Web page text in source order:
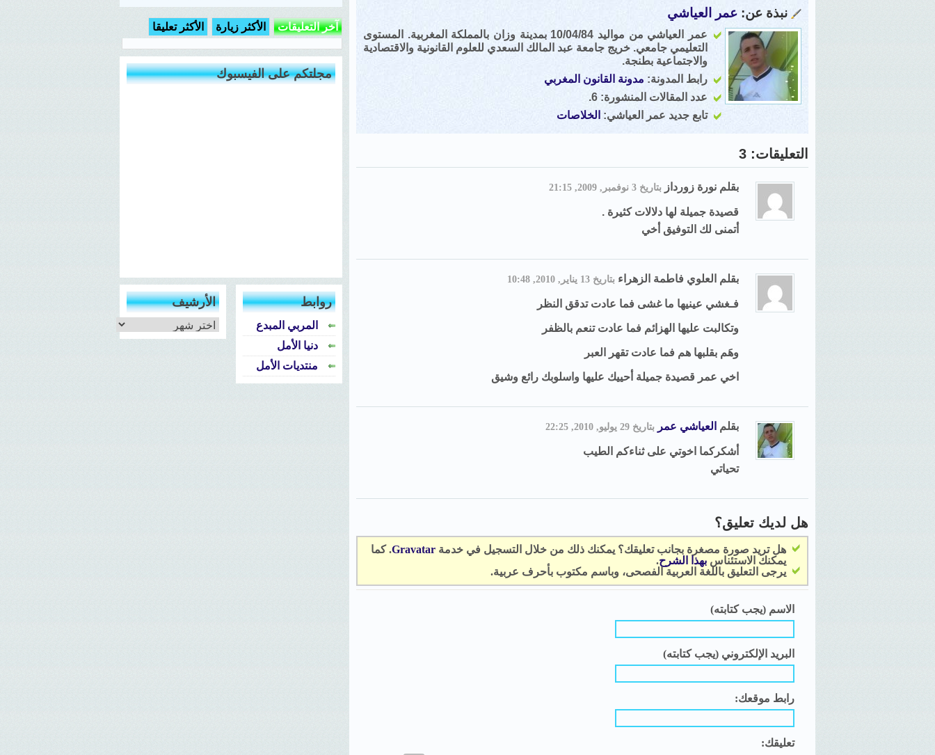
نبذة عن: عمر العياشي
عمر العياشي من مواليد 10/04/84 بمدينة وزان بالمملكة المغربية. المستوى
التعليمي جامعي. خريج جامعة عبد المالك السعدي للعلوم القانونية والاقتصادية
والاجتماعية بطنجة.
رابط المدونة: مدونة القانون المغربي
عدد المقالات المنشورة: 6.
تابع جديد عمر العياشي: الخلاصات
التعليقات: 3
بقلم نورة زورداز بتاريخ 3 نوفمبر, 2009, 21:15
قصيدة جميلة لها دلالات كثيرة .
أتمنى لك التوفيق أخي
بقلم العلوي فاطمة الزهراء بتاريخ 13 يناير, 2010, 10:48
فـغشي عينيها ما غشى فما عادت تدقق النظر
وتكالبت عليها الهزائم فما عادت تنعم بالظفر
وهَم بقلبها هم فما عادت تقهر العبر
اخي عمر قصيدة جميلة أحييك عليها واسلوبك رائع وشيق
بقلم العياشي عمر بتاريخ 29 يوليو, 2010, 22:25
أشكركما اخوتي على ثناءكم الطيب
تحياتي
هل لديك تعليق؟
هل تريد صورة مصغرة بجانب تعليقك؟ يمكنك ذلك من خلال التسجيل في خدمة Gravatar. كما
يمكنك الاستئناس بهذا الشرح.
يرجى التعليق باللغة العربية الفصحى، وباسم مكتوب بأحرف عربية.
الاسم (يجب كتابته)
البريد الإلكتروني (يجب كتابته)
رابط موقعك:
تعليقك:
آخر التعليقات الأكثر زيارة الأكثر تعليقا
مجلتكم على الفيسبوك
روابط
المربي المبدع
دنيا الأمل
منتديات الأمل
الأرشيف
الأرشيف